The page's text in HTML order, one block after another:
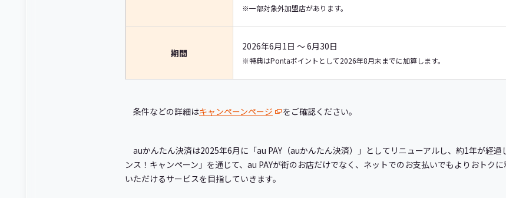
※一部対象外加盟店があります。
期間
2026年6月1日 ～ 6月30日
※特典はPontaポイントとして2026年8月末までに加算します。
条件などの詳細はキャンペーンページ をご確認ください。
auかんたん決済は2025年6月に「au PAY（auかんたん決済）」としてリニューアルし、約1年が経
ンス！キャンペーン」を通じて、au PAYが街のお店だけでなく、ネットでのお支払いでもよりおトク
いただけるサービスを目指していきます。